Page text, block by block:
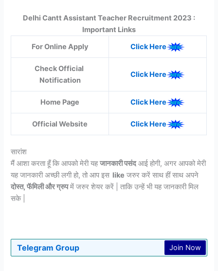
Delhi Cantt Assistant Teacher Recruitment 2023 :
Important Links
For Online Apply
Click Here
Check Official
Notification
Click Here
Home Page Click Here
Official Website Click Here
सारांश
मैं आशा करता हूँ कि आपको मेरी यहजानकारी पसंदआई होगी, अगर आपको मेरी
यह जानकारी अच्छी लगी हो, तो आप इस like जरुर करें साथ हीं साथ अपने
दोस्त, फॅमिली और ग्रुपमें जरुर शेयर करें | ताकि उन्हें भी यह जानकारी मिल
सके |
Telegram Group Join Now